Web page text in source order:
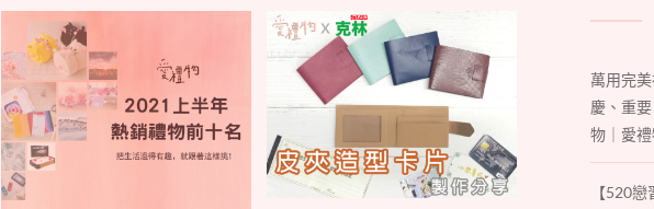
萬用完
慶、重
物｜愛
【520